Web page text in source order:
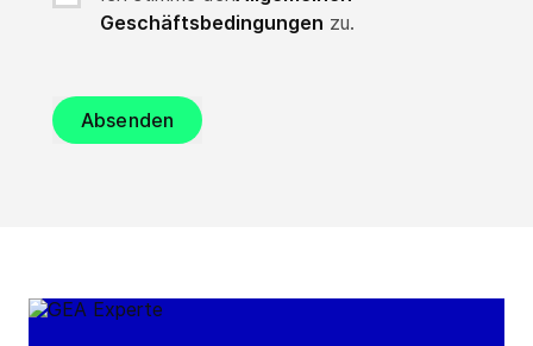
Geschäftsbedingungen zu.
Absenden